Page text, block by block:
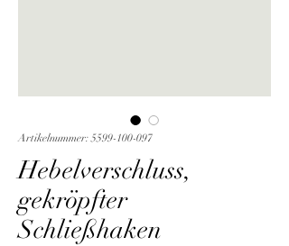
Artikelnummer: 5599-100-097
Hebelverschluss,
gekröpfter
Schließhaken